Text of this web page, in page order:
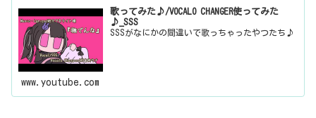
歌ってみた♪/VOCALO CHANGER使ってみた
♪_SSS
SSSがなにかの間違いで歌っちゃったやつたち♪
www.youtube.com